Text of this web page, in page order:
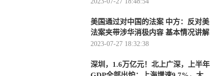
美国通过对中国的法案 中方：反对美
法案夹带涉华消极内容 基本情况讲解
2023-07-27 18:32:38
深圳，1.6万亿元！北上广深，上半年